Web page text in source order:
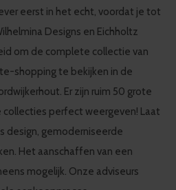
eerst in het echt, voordat je tot
Designs en Eichholtz
om de complete collectie van
shopping te bekijken in de
Er zijn ruim 50 grote
collecties perfect weergeven! Laat
design, gemoderniseerde
Het aanschaffen van een
mogelijk. Onze adviseurs